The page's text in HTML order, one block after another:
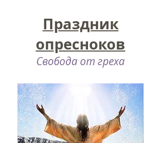
Праздник
опресноков
Свобода от греха